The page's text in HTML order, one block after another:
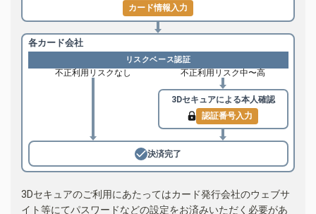
カード情報入力
各カード会社
リスクベース認証
不正利用リスクなし 不正利用リスク中〜高
3Dセキュアによる本人確認
認証番号入力
決済完了
3Dセキュアのご利用にあたってはカード発行会社のウェブサ
イト等にてパスワードなどの設定をお済みいただく必要があ